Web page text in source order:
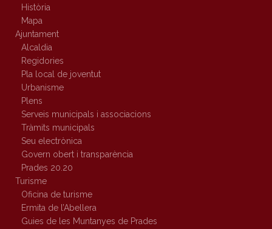
Història
Mapa
Ajuntament
Alcaldia
Regidories
Pla local de joventut
Urbanisme
Plens
Serveis municipals i associacions
Tràmits municipals
Seu electrònica
Govern obert i transparència
Prades 20.20
Turisme
Oficina de turisme
Ermita de l’Abellera
Guies de les Muntanyes de Prades